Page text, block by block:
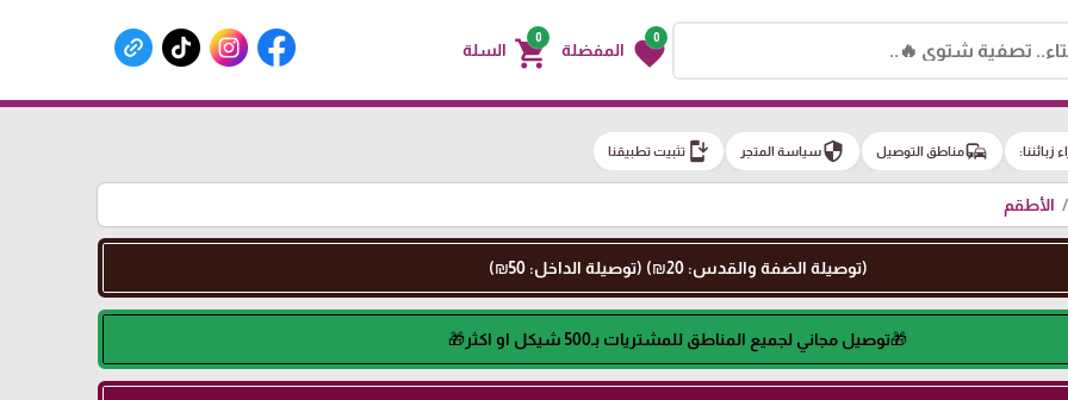
0
favorite المفضلة
0
shopping_cart السلة
زبائننا: commuteمناطق التوصيل securityسياسة المتجر install_mobileتثبيت تطبيقنا
الأطقم
(توصيلة الضفة والقدس: 20₪) (توصيلة الداخل: 50₪)
🎁توصيل مجاني لجميع المناطق للمشتريات بـ500 شيكل او اكثر🎁